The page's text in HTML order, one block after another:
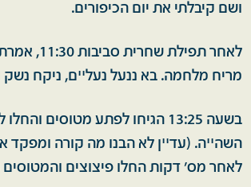
ושם קיבלתי את יום הכיפורים.
לאחר תפילת
מריח מלחמה. בא ננעל נעלײם, ניקח נשק
בשעה 13:25 הגיחו לפתע מטוסים
השהײה. (עדײן לא הבנו מה קורה ומפקד
לאחר מס' דקות החלו פיצוצים והמטוסים